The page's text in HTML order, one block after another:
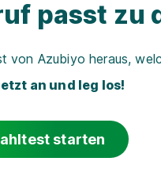
passt zu
von Azubiyo heraus,
an und leg los!
starten